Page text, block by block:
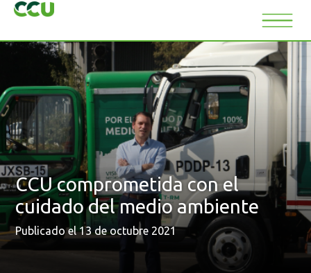
CCU comprometida con el
cuidado del medio ambiente
Publicado el 13 de octubre 2021